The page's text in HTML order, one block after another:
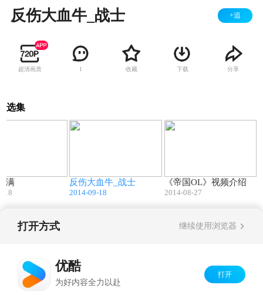
反伤大血牛_战士 +追
超清画质 1 收藏 下载 分享
选集
满
18
反伤大血牛_战士
2014-09-18
《帝国OL》视频介绍
2014-08-27
版权所有
打开方式 继续使用浏览器
优酷
为好内容全力以赴
打开